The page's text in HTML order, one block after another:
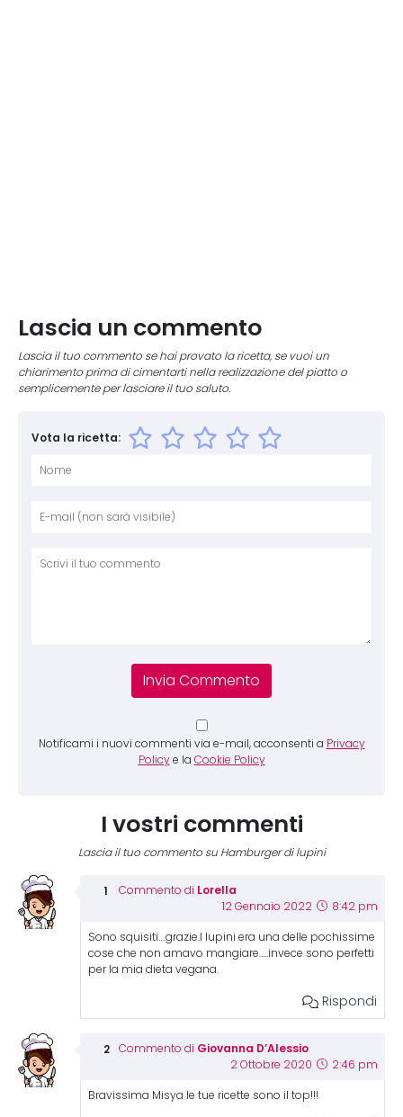
Lascia un commento
Lascia il tuo commento se hai provato la ricetta, se vuoi un
chiarimento prima di cimentarti nella realizzazione del piatto o
semplicemente per lasciare il tuo saluto.
Vota la ricetta:
Notificami i nuovi commenti via e-mail, acconsenti a Privacy
Policy e la Cookie Policy
I vostri commenti
Lascia il tuo commento su Hamburger di lupini
Commento di Lorella
12 Gennaio 2022 8:42 pm
Sono squisiti….grazie.I lupini era una delle pochissime
cose che non amavo mangiare…..invece sono perfetti
per la mia dieta vegana.
Rispondi
Commento di Giovanna D’Alessio
2 Ottobre 2020 2:46 pm
Bravissima Misya le tue ricette sono il top!!!